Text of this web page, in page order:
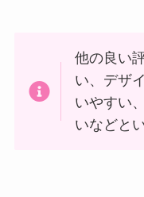
他の良い
い、デザ
いやすい
いなどと